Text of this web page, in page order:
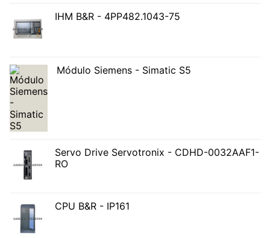
IHM B&R - 4PP482.1043-75
Módulo Siemens - Simatic S5
Servo Drive Servotronix - CDHD-0032AAF1-
RO
CPU B&R - IP161